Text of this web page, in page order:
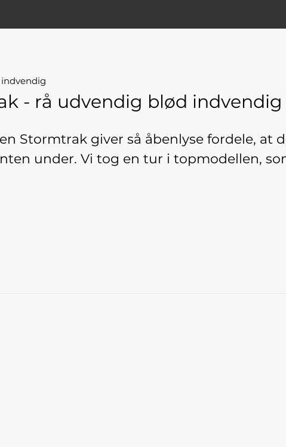
- rå udvendig blød indvendig
Stormtrak giver så åbenlyse fordele,
under. Vi tog en tur i topmodellen,